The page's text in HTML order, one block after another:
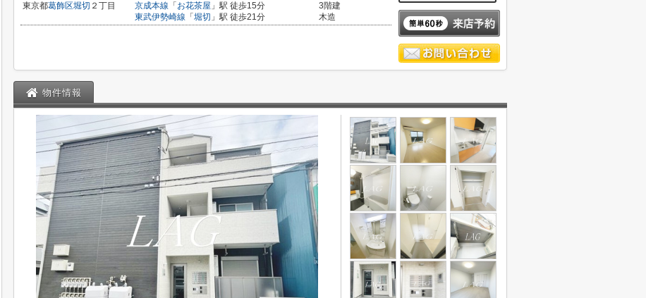
東京都葛飾区堀切 ２丁目
京成本線 「 お花茶屋 」駅 徒歩15分
東武伊勢崎線 「 堀切 」駅 徒歩21分
3階建
木造
物件情報